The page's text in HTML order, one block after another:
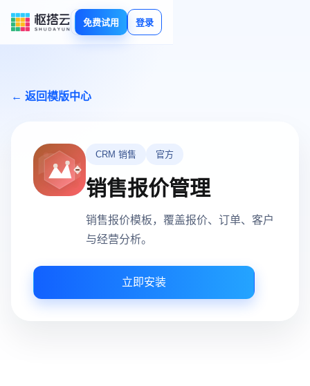
免费试用 登录
← 返回模版中心
CRM 销售 官方
销售报价管理
销售报价模板，覆盖报价、订单、客户
与经营分析。
立即安装